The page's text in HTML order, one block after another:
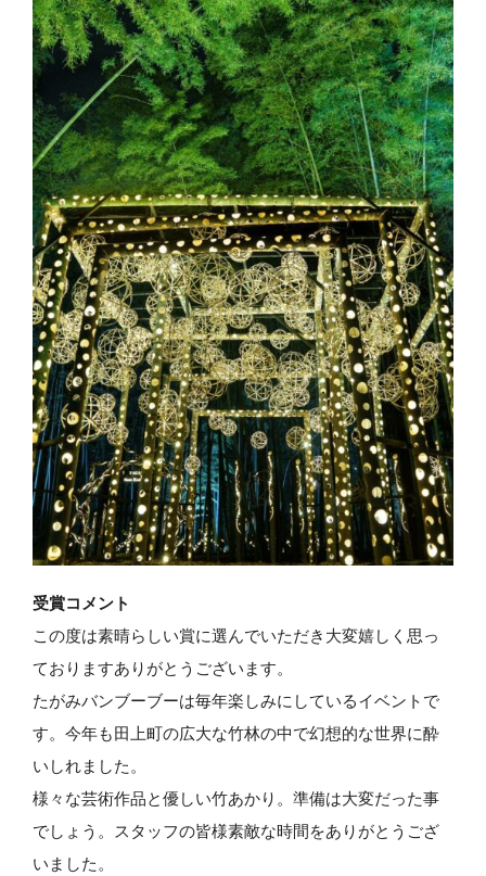
受賞コメント
この度は素晴らしい賞に選んでいただき大変嬉しく思っ
ておりますありがとうございます。
たがみバンブーブーは毎年楽しみにしているイベントで
す。今年も田上町の広大な竹林の中で幻想的な世界に酔
いしれました。
様々な芸術作品と優しい竹あかり。準備は大変だった事
でしょう。スタッフの皆様素敵な時間をありがとうござ
いました。